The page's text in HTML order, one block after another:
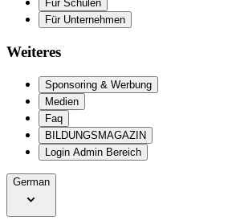
Für Schulen
Für Unternehmen
Weiteres
Sponsoring & Werbung
Medien
Faq
BILDUNGSMAGAZIN
Login Admin Bereich
German